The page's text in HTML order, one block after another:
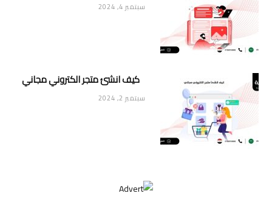
سبتمبر 4, 2024
كيف انشئ متجر الكتروني مجاني
سبتمبر 2, 2024